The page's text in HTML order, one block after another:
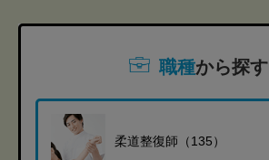
職種から探す
柔道整復師（135）